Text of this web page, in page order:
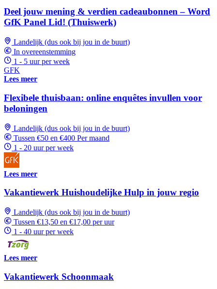
Deel jouw mening & verdien cadeaubonnen – Word
GfK Panel Lid! (Thuiswerk)
Landelijk (dus ook bij jou in de buurt)
In overeenstemming
1 - 5 uur per week
GFK
Lees meer
Flexibele thuisbaan: online enquêtes invullen voor
beloningen
Landelijk (dus ook bij jou in de buurt)
Tussen €50 en €400 Per maand
1 - 20 uur per week
Lees meer
Vakantiewerk Huishoudelijke Hulp in jouw regio
Landelijk (dus ook bij jou in de buurt)
Tussen €13,50 en €17,00 per uur
1 - 40 uur per week
Lees meer
Vakantiewerk Schoonmaak